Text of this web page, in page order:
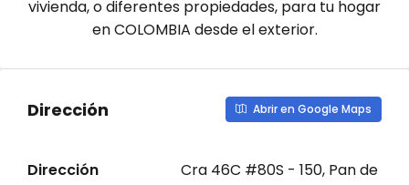
vivienda, o diferentes propiedades, para tu hogar
en COLOMBIA desde el exterior.
Dirección Abrir en Google Maps
Dirección
Cra 46C #80S - 150, Pan de